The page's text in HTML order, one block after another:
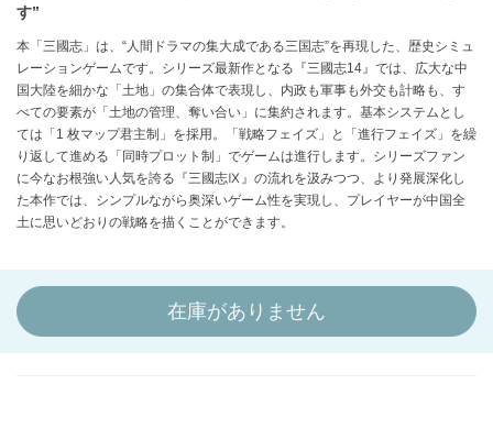
す”
本「三國志」は、“人間ドラマの集大成である三国志”を再現した、歴史シミュ
レーションゲームです。シリーズ最新作となる『三國志14』では、広大な中
国大陸を細かな「土地」の集合体で表現し、内政も軍事も外交も計略も、す
べての要素が「土地の管理、奪い合い」に集約されます。基本システムとし
ては「1 枚マップ君主制」を採用。「戦略フェイズ」と「進行フェイズ」を繰
り返して進める「同時プロット制」でゲームは進行します。シリーズファン
に今なお根強い人気を誇る『三國志Ⅸ』の流れを汲みつつ、より発展深化し
た本作では、シンプルながら奥深いゲーム性を実現し、プレイヤーが中国全
土に思いどおりの戦略を描くことができます。
在庫がありません